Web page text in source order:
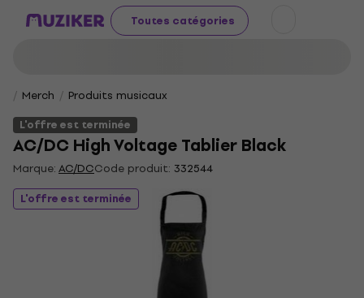
Toutes catégories
Merch
Produits musicaux
L'offre est terminée
AC/DC High Voltage Tablier Black
Marque:AC/DCCode produit: 332544
L'offre est terminée